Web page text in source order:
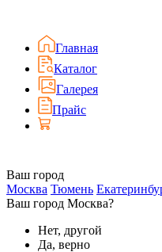
Главная
Каталог
Галерея
Прайс
Ваш город
Москва Тюмень
Ваш город Москва?
Нет, другой
Да, верно